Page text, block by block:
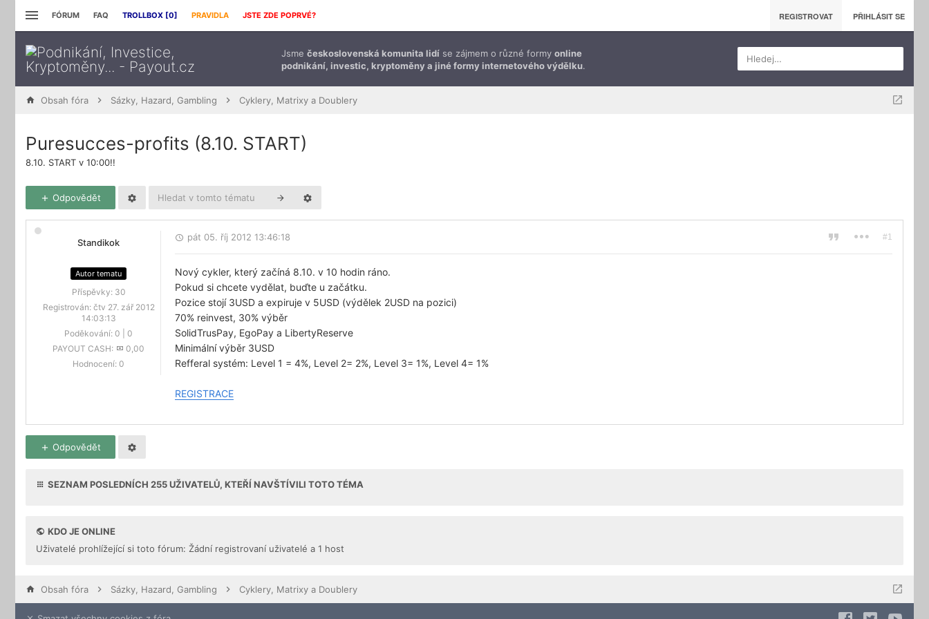
FÓRUM FAQ TROLLBOX [0] PRAVIDLA JSTE ZDE POPRVÉ? REGISTROVAT PŘIHLÁSIT SE
Jsme československá komunita lidí se zájmem o různé formy online
podnikání, investic, kryptoměny a jiné formy internetového výdělku.
Hledej…
Obsah fóra Sázky, Hazard, Gambling Cyklery, Matrixy a Doublery
Puresucces-profits (8.10. START)
8.10. START v 10:00!!
Odpovědět
Standikok
Autor tematu
Příspěvky: 30
Registrován: čtv 27. zář 2012
14:03:13
Poděkování: 0
0
PAYOUT CASH:
0,00
Hodnocení: 0
#1
pát 05. říj 2012 13:46:18
Nový cykler, který začíná 8.10. v 10 hodin ráno.
Pokud si chcete vydělat, buďte u začátku.
Pozice stojí 3USD a expiruje v 5USD (výdělek 2USD na pozici)
70% reinvest, 30% výběr
SolidTrusPay, EgoPay a LibertyReserve
Minimální výběr 3USD
Refferal systém: Level 1 = 4%, Level 2= 2%, Level 3= 1%, Level 4= 1%
REGISTRACE
Odpovědět
SEZNAM POSLEDNÍCH 255UŽIVATELŮ, KTEŘÍ NAVŠTÍVILI TOTO TÉMA
KDO JE ONLINE
Uživatelé prohlížející si toto fórum: Žádní registrovaní uživatelé a 1 host
Obsah fóra Sázky, Hazard, Gambling Cyklery, Matrixy a Doublery